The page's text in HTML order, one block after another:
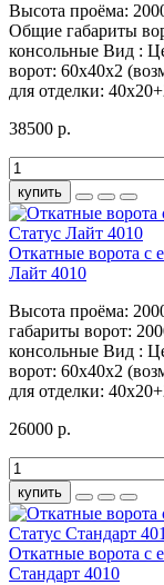
Высота проёма:
Общие габариты
консольные Вид :
ворот: 60х40х2
для отделки:
38500 р.
купить
Откатные ворота с
Лайт 4010
Высота проёма:
габариты ворот:
консольные Вид :
ворот: 60х40х2
для отделки:
26000 р.
купить
Откатные ворота с
Стандарт 4010